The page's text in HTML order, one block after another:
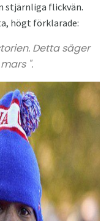
stjärnliga flickvän.
högt förklarade:
Detta säger
".